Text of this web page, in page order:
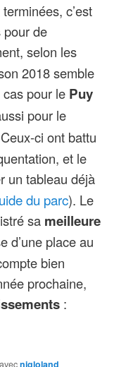
c’est
pour de
selon les
2018 semble
cas pour le Puy
pour le
ci ont battu
et le
un tableau déjà
du parc). Le
sa meilleure
d’une place au
bien
prochaine,
:
nigloland